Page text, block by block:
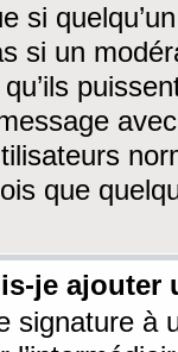
si
si un
que
je ajouter
signature à